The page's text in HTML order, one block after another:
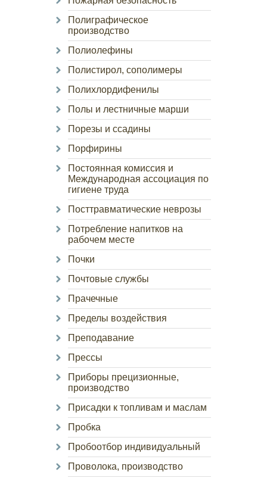
Полиграфическое
производство
Полиолефины
Полистирол, сополимеры
Полихлордифенилы
Полы и лестничные марши
Порезы и ссадины
Порфирины
Постоянная комиссия и
Международная ассоциация по
гигиене труда
Посттравматические неврозы
Потребление напитков на
рабочем месте
Почки
Почтовые службы
Прачечные
Пределы воздействия
Преподавание
Прессы
Приборы прецизионные,
производство
Присадки к топливам и маслам
Пробка
Пробоотбор индивидуальный
Проволока, производство